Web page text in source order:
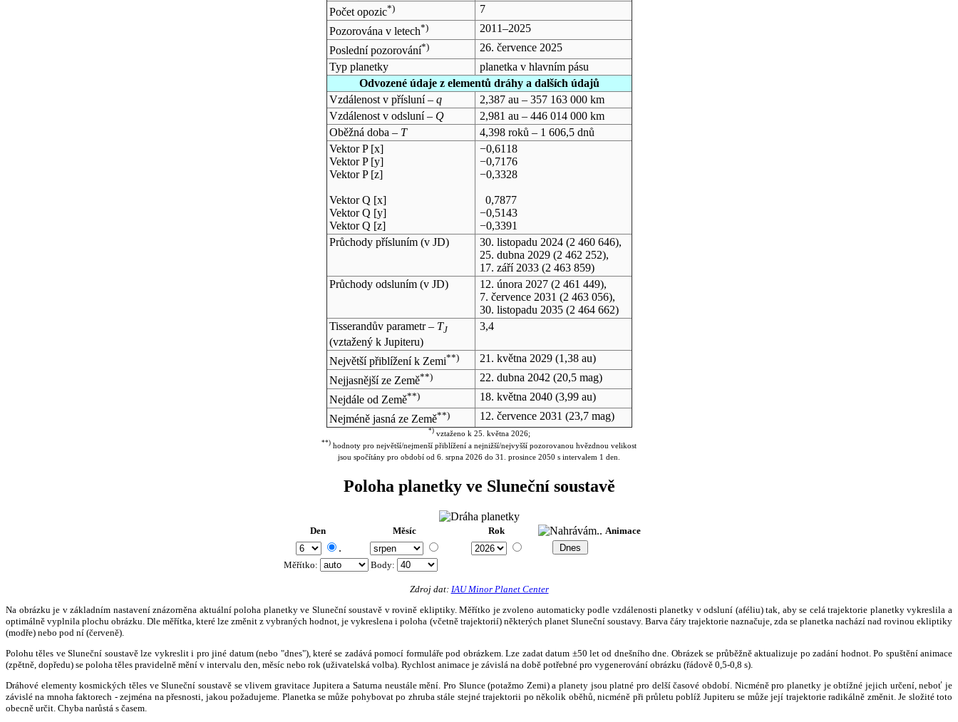
Počet opozic*)
7
Pozorována v letech*)
2011–2025
Poslední pozorování*)
26. července 2025
Typ planetky
planetka v hlavním pásu
Odvozené údaje z elementů dráhy a dalších údajů
Vzdálenost v přísluní – q
2,387 au – 357 163 000 km
Vzdálenost v odsluní – Q
2,981 au – 446 014 000 km
Oběžná doba – T
4,398 roků – 1 606,5 dnů
Vektor P [x]
Vektor P [y]
Vektor P [z]
Vektor Q [x]
Vektor Q [y]
Vektor Q [z]
−0,6118
−0,7176
−0,3328
0,7877
−0,5143
−0,3391
Průchody přísluním (v JD) 30. listopadu 2024(2 460 646),
25. dubna 2029(2 462 252),
17. září 2033(2 463 859)
Průchody odsluním (v JD) 12. února 2027(2 461 449),
7. července 2031 (2 463 056),
30. listopadu 2035(2 464 662)
Tisserandův parametr – TJ
(vztažený k Jupiteru)
3,4
Největší přiblížení k Zemi**) 21. května 2029(1,38 au)
Nejjasnější ze Země**) 22. dubna 2042 (20,5 mag)
Nejdále od Země**) 18. května 2040(3,99 au)
Nejméně jasná ze Země**) 12. července 2031 (23,7 mag)
*)vztaženo k 25. května 2026;
**) hodnoty pro největší/nejmenší přiblížení a nejnižší/nejvyšší pozorovanou hvězdnou velikost
jsou spočítány pro období od 6. srpna 2026 do 31. prosince 2050 s intervalem 1 den.
Poloha planetky ve Sluneční soustavě
Den Měsíc Rok Animace
.
Měřítko: Body:
Zdroj dat: IAU Minor Planet Center
Na obrázku je v základním nastavení znázorněna aktuální poloha planetky ve Sluneční soustavě v rovině ekliptiky. Měřítko je zvoleno automaticky podle vzdálenosti planetky v odsluní (aféliu) tak, aby se celá trajektorie planetky vykreslila a
optimálně vyplnila plochu obrázku. Dle měřítka, které lze změnit z vybraných hodnot, je vykreslena i poloha (včetně trajektorií) některých planet Sluneční soustavy. Barva čáry trajektorie naznačuje, zda se planetka nachází nad rovinou ekliptiky
(modře) nebo pod ní (červeně).
Polohu těles ve Sluneční soustavě lze vykreslit i pro jiné datum (nebo "dnes"), které se zadává pomocí formuláře pod obrázkem. Lze zadat datum ±50 let od dnešního dne. Obrázek se průběžně aktualizuje po zadání hodnot. Po spuštění animace
(zpětně, dopředu) se poloha těles pravidelně mění v intervalu den, měsíc nebo rok (uživatelská volba). Rychlost animace je závislá na době potřebné pro vygenerování obrázku (řádově 0,5-0,8 s).
Dráhové elementy kosmických těles ve Sluneční soustavě se vlivem gravitace Jupitera a Saturna neustále mění. Pro Slunce (potažmo Zemi) a planety jsou platné pro delší časové období. Nicméně pro planetky je obtížné jejich určení, neboť je
závislé na mnoha faktorech - zejména na přesnosti, jakou požadujeme. Planetka se může pohybovat po zhruba stále stejné trajektorii po několik oběhů, nicméně při průletu poblíž Jupiteru se může její trajektorie radikálně změnit. Je složité toto
obecně určit. Chyba narůstá s časem.